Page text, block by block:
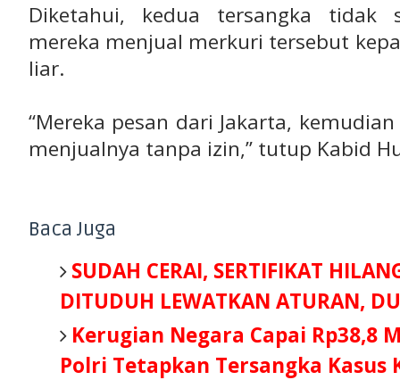
Diketahui, kedua tersangka tidak
mereka menjual merkuri tersebut
liar.
“Mereka pesan dari Jakarta,
menjualnya tanpa izin,” tutup Kabid
Baca Juga
SUDAH CERAI, SERTIFIKAT
DITUDUH LEWATKAN ATURAN,
Kerugian Negara Capai
Polri Tetapkan Tersangka Kasus